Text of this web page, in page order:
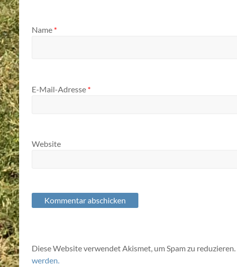
Name *
E-Mail-Adresse *
Website
Diese Website verwendet Akismet, um Spam zu reduzieren.
werden.